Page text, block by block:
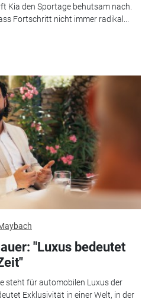
Kia den Sportage behutsam nach.
Fortschritt nicht immer radikal...
"Luxus bedeutet
steht für automobilen Luxus der
Exklusivität in einer Welt, in der